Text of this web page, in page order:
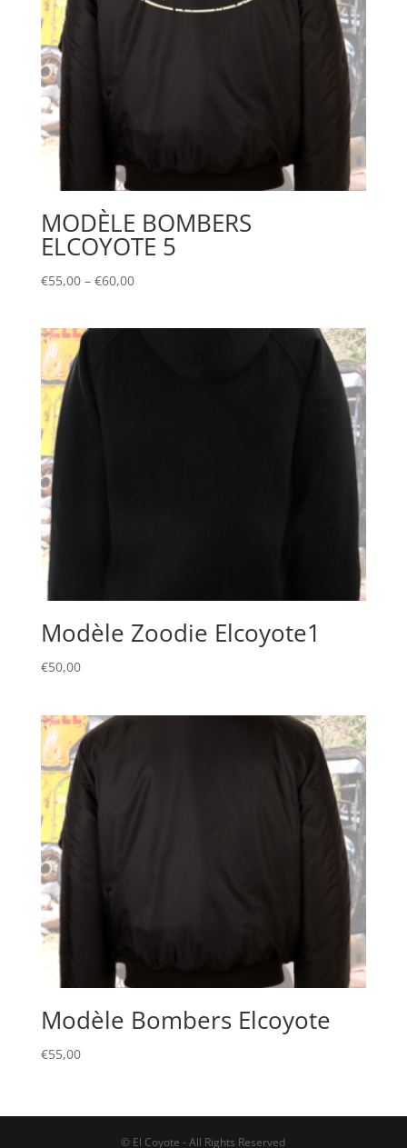
MODÈLE BOMBERS
ELCOYOTE 5
€55,00– €60,00
Modèle Zoodie Elcoyote1
€50,00
Modèle Bombers Elcoyote
€55,00
© El Coyote - All Rights Reserved